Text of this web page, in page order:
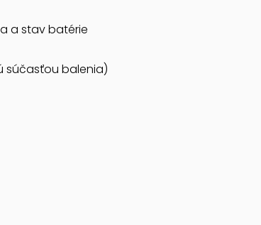
a stav batérie
súčasťou balenia)